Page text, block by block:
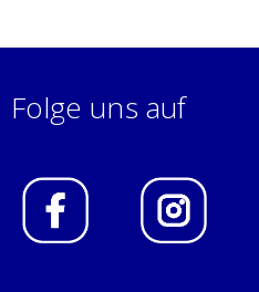
Folge uns auf